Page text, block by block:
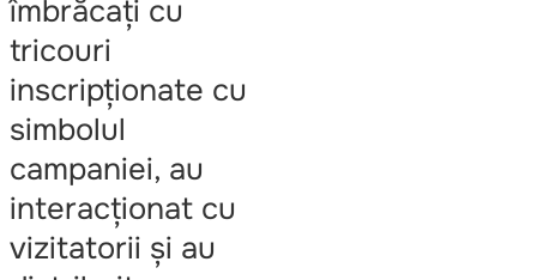
îmbrăcați cu
tricouri
inscripționate cu
simbolul
campaniei, au
interacționat cu
vizitatorii și au